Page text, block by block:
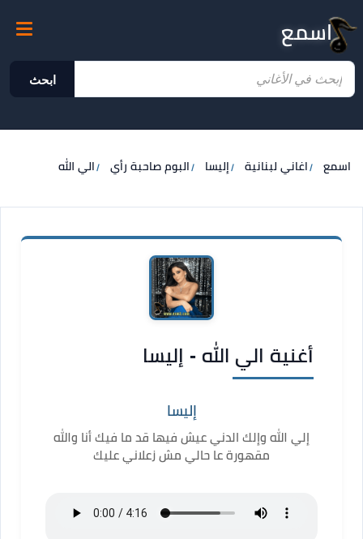
اسمع
ابحث
اسمع اغاني لبنانية إليسا البوم صاحبة رأي الي الله
أغنية الي الله - إليسا
إليسا
إلي الله وإلك الدني عيش فيها قد ما فيك أنا والله
مقهورة عا حالي مش زعلاني عليك